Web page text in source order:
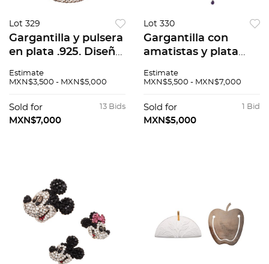
Lot 329
Gargantilla y pulsera
en plata .925. Diseño
251.5 g.
Estimate
MXN$3,500 - MXN$5,000
13 Bids
Sold for
MXN$7,000
Lot 330
Gargantilla con
amatistas y plata
Oscar de la Renta.
Estimate
MXN$5,500 - MXN$7,000
1 Bid
Sold for
MXN$5,000